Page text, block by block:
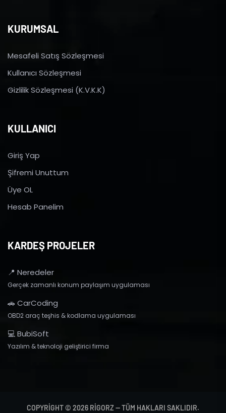
KURUMSAL
Mesafeli Satış Sözleşmesi
Kullanıcı Sözleşmesi
Gizlilik Sözleşmesi (K.V.K.K)
KULLANICI
Giriş Yap
Şifremi Unuttum
Üye OL
Hesab Panelim
KARDEŞ PROJELER
📍 Neredeler
Gerçek zamanlı konum paylaşım uygulaması
🚗 CarCoding
OBD2 araç teşhis & kodlama uygulaması
💻 BubiSoft
Yazılım & teknoloji geliştirici firma
COPYRIGHT © 2026 RIGORZ — TÜM HAKLARI SAKLIDIR.